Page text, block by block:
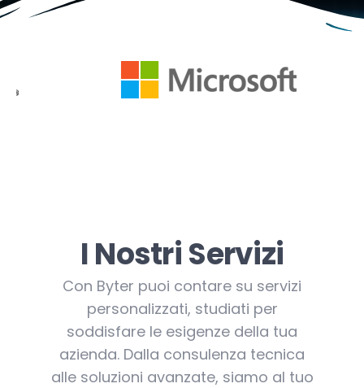
I Nostri Servizi
Con Byter puoi contare su servizi
personalizzati, studiati per
soddisfare le esigenze della tua
azienda. Dalla consulenza tecnica
alle soluzioni avanzate, siamo al tuo